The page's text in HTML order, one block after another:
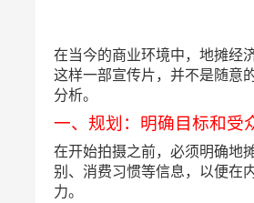
在当今的商业环境中，地摊经
这样一部宣传片，并不是随意
分析。
一、规划：明确目标和受
在开始拍摄之前，必须明确地
别、消费习惯等信息，以便在
力。